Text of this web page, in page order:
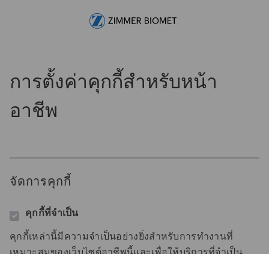
การตั้งค่าคุกกี้สำหรับหน้า
อาชีพ
จัดการคุกกี้
คุกกี้ที่จําเป็น
คุกกี้เหล่านี้มีความจําเป็นอย่างยิ่งสําหรับการทํางานที่